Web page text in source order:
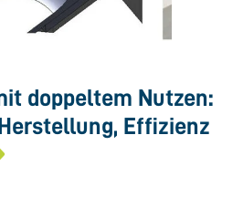
doppeltem Nutzen:
Effizienz